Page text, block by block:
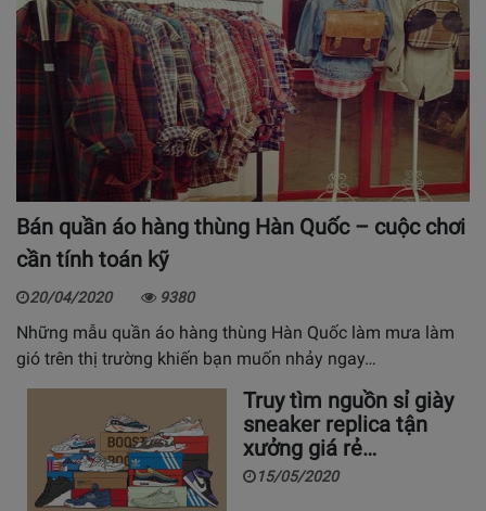
Bán quần áo hàng thùng Hàn Quốc – cuộc chơi
cần tính toán kỹ
20/04/2020 9380
Những mẫu quần áo hàng thùng Hàn Quốc làm mưa làm
gió trên thị trường khiến bạn muốn nhảy ngay…
Truy tìm nguồn sỉ giày
sneaker replica tận
xưởng giá rẻ…
15/05/2020